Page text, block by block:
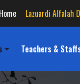
Home Lazuardi Alfalah
Teachers &